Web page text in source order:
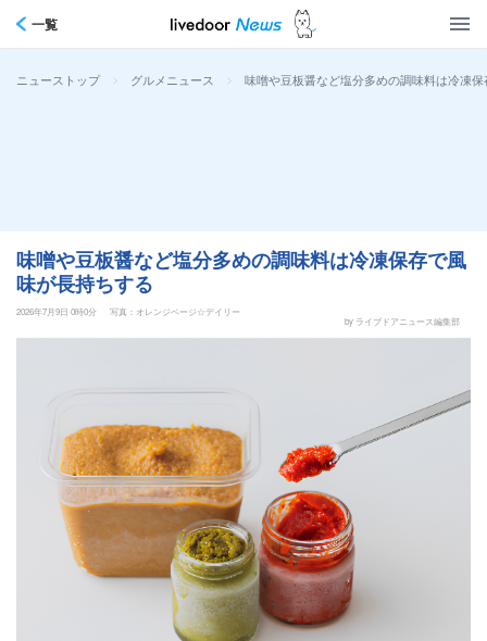
一覧
ニューストップ > グルメニュース > 味噌や豆板醤など塩分多めの調味料は冷凍
味噌や豆板醤など塩分多めの調味料は冷凍保存で風
味が長持ちする
2026年7月9日 0時0分
写真：オレンジページ☆デイリー
by ライブドアニュース編集部